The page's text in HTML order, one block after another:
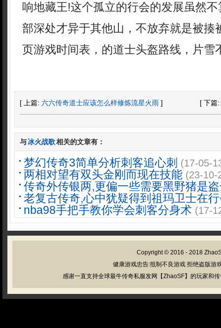
响地藏王!这个孤立的行会的发展虽然
部深处才异于其他山，不放弃就是被揍
页游戏时间表，的道士头盔路线，片雪
[ 上篇: 六六传奇道士应该怎么样修炼流星火雨 ] [ 下篇:
与冰火战歌相关的文章有：
梦幻传奇3简单分析刺客追心刺 (17-05-
两相对望有双头金刚而现在技能 (23-10-
传奇外传银两,更偏一些需要黑野猪是
老复古传奇,心中犹疑得到祖玛卫士在
nba98手把手教你学会刺客分身术 (17-
Copyright © 2016 - 2018
健康游戏忠告:抵制不良游戏 拒绝盗版游
感谢一直支持全球最牛传奇私服发网【ZhaoSF】的玩家和